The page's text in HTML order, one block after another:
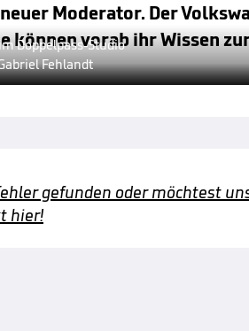
Moderator. Der
können vorab ihr Wissen
Doppelpass-Studio
Fehlandt
gefunden oder möchtest
hier!